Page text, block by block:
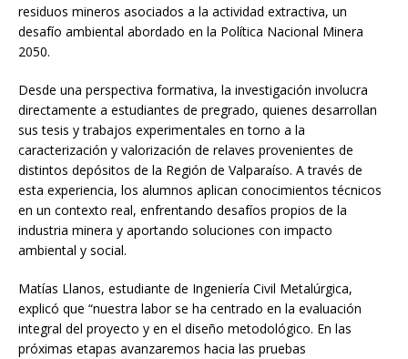
residuos mineros asociados a la actividad extractiva, un
desafío ambiental abordado en la Política Nacional Minera
2050.
Desde una perspectiva formativa, la investigación involucra
directamente a estudiantes de pregrado, quienes desarrollan
sus tesis y trabajos experimentales en torno a la
caracterización y valorización de relaves provenientes de
distintos depósitos de la Región de Valparaíso. A través de
esta experiencia, los alumnos aplican conocimientos técnicos
en un contexto real, enfrentando desafíos propios de la
industria minera y aportando soluciones con impacto
ambiental y social.
Matías Llanos, estudiante de Ingeniería Civil Metalúrgica,
explicó que “nuestra labor se ha centrado en la evaluación
integral del proyecto y en el diseño metodológico. En las
próximas etapas avanzaremos hacia las pruebas